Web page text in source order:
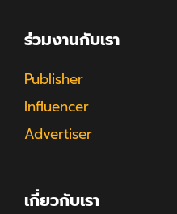
ร่วมงานกับเรา
Publisher
Influencer
Advertiser
เกี่ยวกับเรา